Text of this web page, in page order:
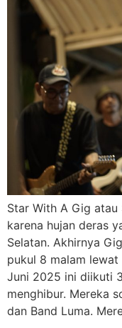
Star With A Gig atau
karena hujan deras
Selatan. Akhirnya
pukul 8 malam lewat
Juni 2025 ini diikuti
menghibur. Mereka
dan Band Luma.